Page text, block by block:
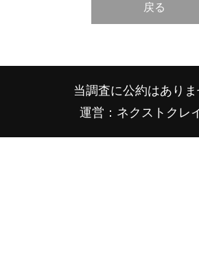
戻る
当調査に公約はありま
運営：ネクストクレ